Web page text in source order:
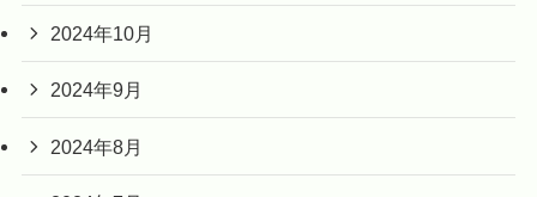
2024年10月
2024年9月
2024年8月